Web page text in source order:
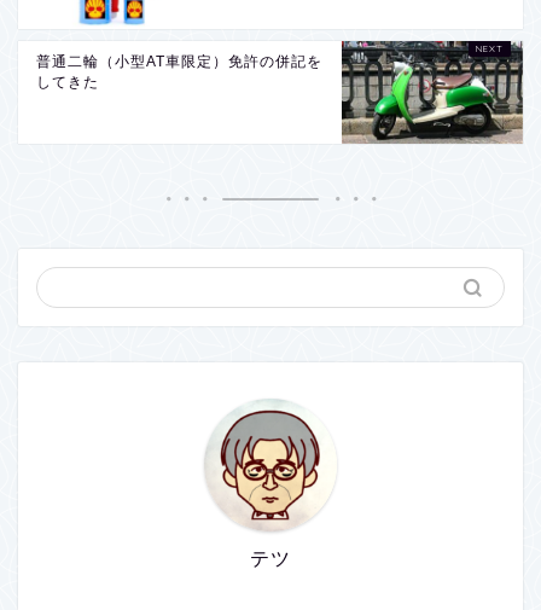
普通二輪（小型AT車限定）免許の併記を
してきた
テツ